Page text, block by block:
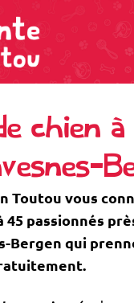
chien à
Toutou vous
passionnés
Bergen qui